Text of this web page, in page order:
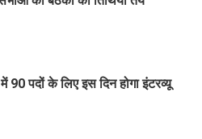
90 पदों के लिए इस दिन होगा इंटरव्यू